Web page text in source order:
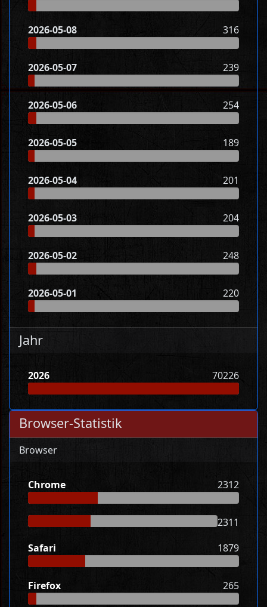
2026-05-08 316
2026-05-07 239
2026-05-06 254
2026-05-05 189
2026-05-04 201
2026-05-03 204
2026-05-02 248
2026-05-01 220
Jahr
2026 70226
Browser-Statistik
Browser
Chrome 2312
2311
Safari
1879
Firefox 265